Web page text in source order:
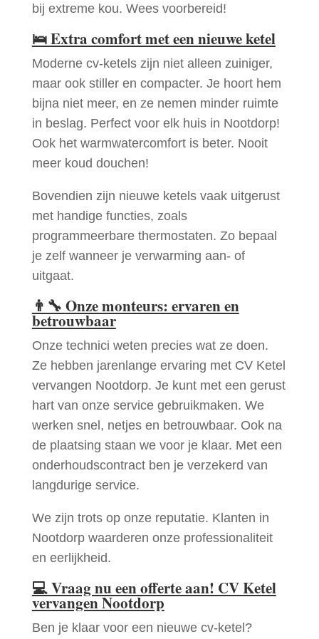
bij extreme kou. Wees voorbereid!
🛌Extra comfort met een nieuwe ketel
Moderne cv-ketels zijn niet alleen zuiniger,
maar ook stiller en compacter. Je hoort hem
bijna niet meer, en ze nemen minder ruimte
in beslag. Perfect voor elk huis in Nootdorp!
Ook het warmwatercomfort is beter. Nooit
meer koud douchen!
Bovendien zijn nieuwe ketels vaak uitgerust
met handige functies, zoals
programmeerbare thermostaten. Zo bepaal
je zelf wanneer je verwarming aan- of
uitgaat.
👨‍🔧 Onze monteurs: ervaren en
betrouwbaar
Onze technici weten precies wat ze doen.
Ze hebben jarenlange ervaring met CV Ketel
vervangen Nootdorp. Je kunt met een gerust
hart van onze service gebruikmaken. We
werken snel, netjes en betrouwbaar. Ook na
de plaatsing staan we voor je klaar. Met een
onderhoudscontract ben je verzekerd van
langdurige service.
We zijn trots op onze reputatie. Klanten in
Nootdorp waarderen onze professionaliteit
en eerlijkheid.
💻Vraag nu een offerte aan! CV Ketel
vervangen Nootdorp
Ben je klaar voor een nieuwe cv-ketel?